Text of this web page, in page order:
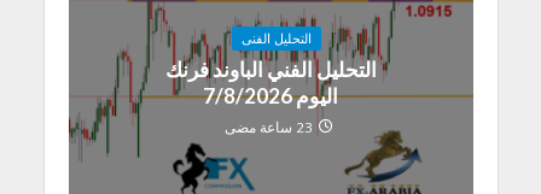
التحليل الفنى
التحليل الفني الباوند فرنك
اليوم 7/8/2026
23 ساعة مضى